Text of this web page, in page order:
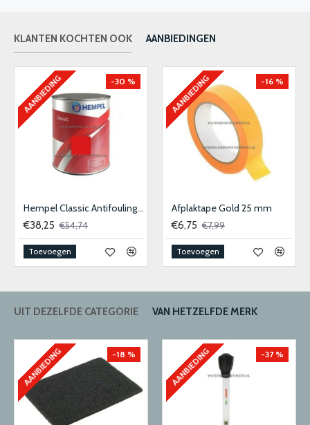
KLANTEN KOCHTEN OOK AANBIEDINGEN
AANBIEDING -30 %
Hempel Classic Antifouling Rood 750 ml
€38,25 €54,74
Toevoegen
AANBIEDING -16 %
Afplaktape Gold 25 mm
€6,75 €7,99
Toevoegen
UIT DEZELFDE CATEGORIE VAN HETZELFDE MERK
AANBIEDING -18 % AANBIEDING -37 %